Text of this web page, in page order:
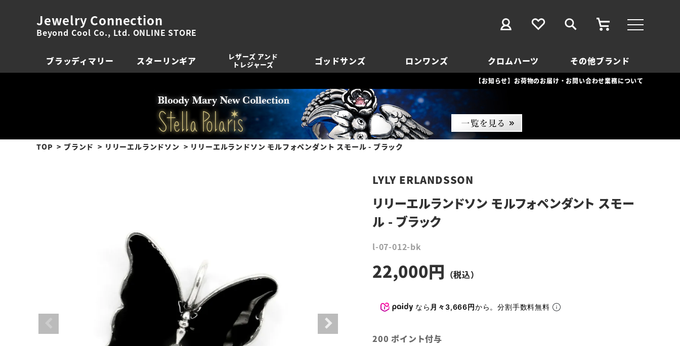
Jewelry Connection
Beyond Cool Co., Ltd. ONLINE STORE
ブラッディマリー スターリンギア
レザーズ アンド
トレジャーズ
ゴッドサンズ ロンワンズ クロムハーツ その他ブランド
【お知らせ】お荷物のお届け・お問い合わせ業務について
TOP ブランド リリーエルランドソン リリーエルランドソン モルフォペンダント スモール - ブラック
LYLY ERLANDSSON
リリーエルランドソン モルフォペンダント スモー
ル - ブラック
l-07-012-bk
22,000
なら 月々3,666円から。分割手数料無料
200 ポイント付与